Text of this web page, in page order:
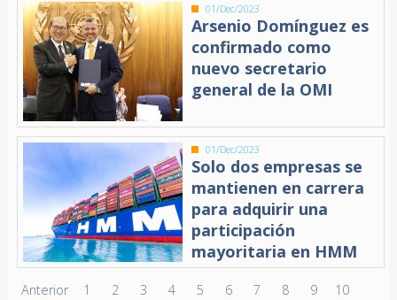
01/Dec/2023
Arsenio Domínguez es
confirmado como
nuevo secretario
general de la OMI
01/Dec/2023
Solo dos empresas se
mantienen en carrera
para adquirir una
participación
mayoritaria en HMM
Anterior 1 2 3 4 5 6 7 8 9 10